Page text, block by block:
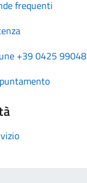
frequenti
+39 0425 99048